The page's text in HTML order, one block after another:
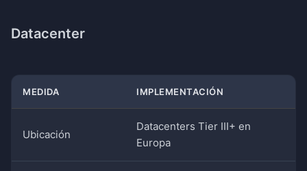
Datacenter
MEDIDA IMPLEMENTACIÓN
Ubicación
Datacenters Tier III+ en
Europa